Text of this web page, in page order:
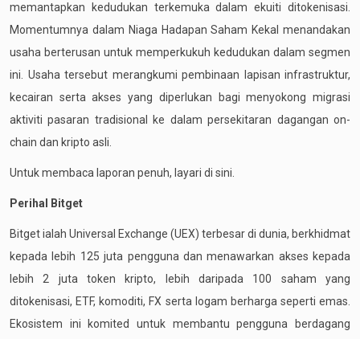
memantapkan kedudukan terkemuka dalam ekuiti ditokenisasi.
Momentumnya dalam Niaga Hadapan Saham Kekal menandakan
usaha berterusan untuk memperkukuh kedudukan dalam segmen
ini. Usaha tersebut merangkumi pembinaan lapisan infrastruktur,
kecairan serta akses yang diperlukan bagi menyokong migrasi
aktiviti pasaran tradisional ke dalam persekitaran dagangan on-
chain dan kripto asli.
Untuk membaca laporan penuh, layari di sini.
Perihal Bitget
Bitgetialah Universal Exchange (UEX) terbesar di dunia, berkhidmat
kepada lebih 125 juta pengguna dan menawarkan akses kepada
lebih 2 juta token kripto, lebih daripada 100 saham yang
ditokenisasi, ETF, komoditi, FX serta logam berharga seperti emas.
Ekosistem ini komited untuk membantu pengguna berdagang